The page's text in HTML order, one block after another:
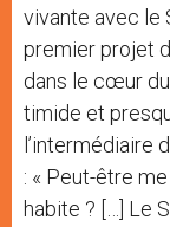
vivante avec le
premier projet
dans le cœur
timide et
l’intermédiaire
: « Peut-être
habite ? […] Le